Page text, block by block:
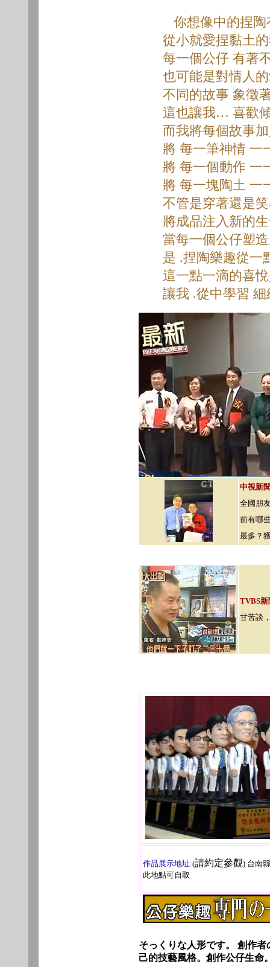
你想像中的捏陶
從小就愛捏黏土
每一個公仔 有著
也可能是對情人
不同的故事 象徵
這也讓我… 喜歡
而我將每個故事
將 每一筆神情 一
將 每一個動作 一
將 每一塊陶土 一
不管是穿著還是
將成品注入新的
當每一個公仔塑
是 .捏陶樂趣從一
這一點一滴的喜
讓我 .從中學習
中視新
全國朋
前有哪
最多？
TVBS新
甘苦談
作品展示地址:(請約定參觀) 台南
此地點可自取
そっくりな人形です。 創作
己的技藝風格。創作公仔生命